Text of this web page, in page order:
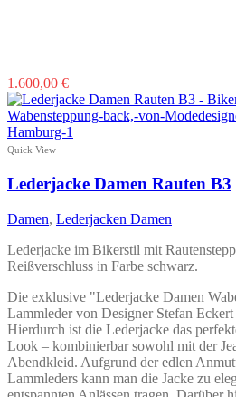
1.600,00 €Dieses
Produkt
weist
mehrere
Die
Optionen
können
auf
der
Produktseite
werden
Quick View
Lederjacke Damen Rauten B3
Damen, Lederjacken Damen
Lederjacke im Bikerstil mit
Reißverschluss in Farbe schwarz.
Die exklusive "Lederjacke Damen
Lammleder von Designer Stefan
Hierdurch ist die Lederjacke das
Look – kombinierbar sowohl mit der
Abendkleid. Aufgrund der edlen
Lammleders kann man die Jacke zu